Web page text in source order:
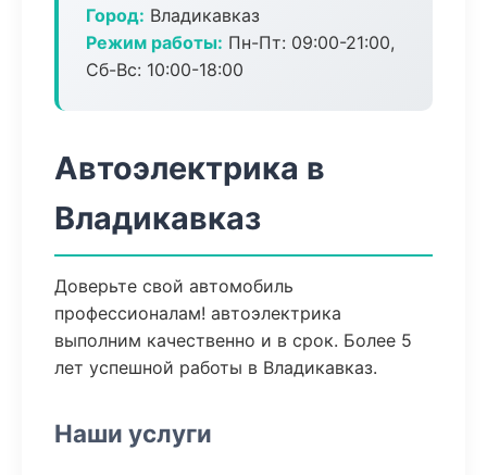
Город: Владикавказ
Режим работы: Пн-Пт: 09:00-21:00,
Сб-Вс: 10:00-18:00
Автоэлектрика в
Владикавказ
Доверьте свой автомобиль
профессионалам! автоэлектрика
выполним качественно и в срок. Более 5
лет успешной работы в Владикавказ.
Наши услуги